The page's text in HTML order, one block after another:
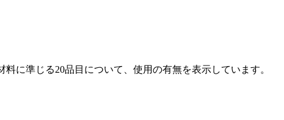
に準じる20品目について、使用の有無を表示しています。